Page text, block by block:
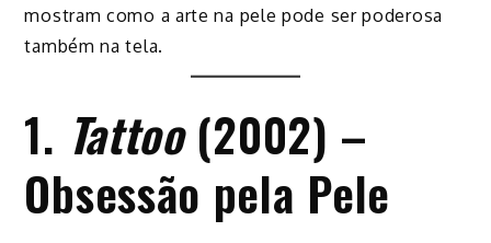
mostram como a arte na pele pode ser poderosa
também na tela.
1. Tattoo(2002) –
Obsessão pela Pele